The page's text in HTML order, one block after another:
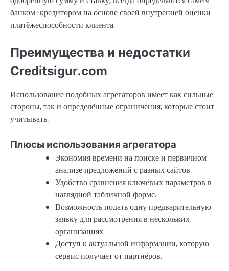
банком-кредитором на основе своей внутренней оценки
платёжеспособности клиента.
Преимущества и недостатки
Creditsigur.com
Использование подобных агрегаторов имеет как сильные
стороны, так и определённые ограничения, которые стоит
учитывать.
Плюсы использования агрегатора
Экономия времени на поиске и первичном
анализе предложений с разных сайтов.
Удобство сравнения ключевых параметров в
наглядной табличной форме.
Возможность подать одну предварительную
заявку для рассмотрения в нескольких
организациях.
Доступ к актуальной информации, которую
сервис получает от партнёров.